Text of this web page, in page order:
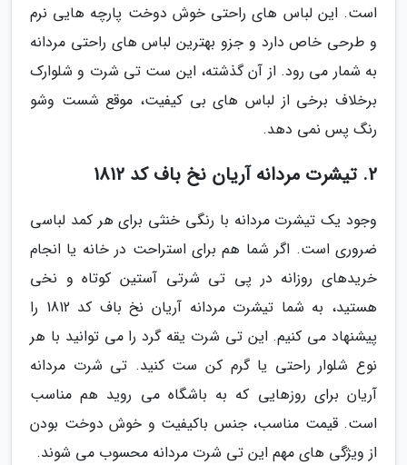
است. این لباس های راحتی خوش دوخت پارچه هایی نرم
و طرحی خاص دارد و جزو بهترین لباس های راحتی مردانه
به شمار می رود. از آن گذشته، این ست تی شرت و شلوارک
برخلاف برخی از لباس های بی کیفیت، موقع شست وشو
رنگ پس نمی دهد.
2. تیشرت مردانه آریان نخ باف کد 1812
وجود یک تیشرت مردانه با رنگی خنثی برای هر کمد لباسی
ضروری است. اگر شما هم برای استراحت در خانه یا انجام
خریدهای روزانه در پی تی شرتی آستین کوتاه و نخی
هستید، به شما تیشرت مردانه آریان نخ باف کد 1812 را
پیشنهاد می کنیم. این تی شرت یقه گرد را می توانید با هر
نوع شلوار راحتی یا گرم کن ست کنید. تی شرت مردانه
آریان برای روزهایی که به باشگاه می روید هم مناسب
است. قیمت مناسب، جنس باکیفیت و خوش دوخت بودن
از ویژگی های مهم این تی شرت مردانه محسوب می شوند.